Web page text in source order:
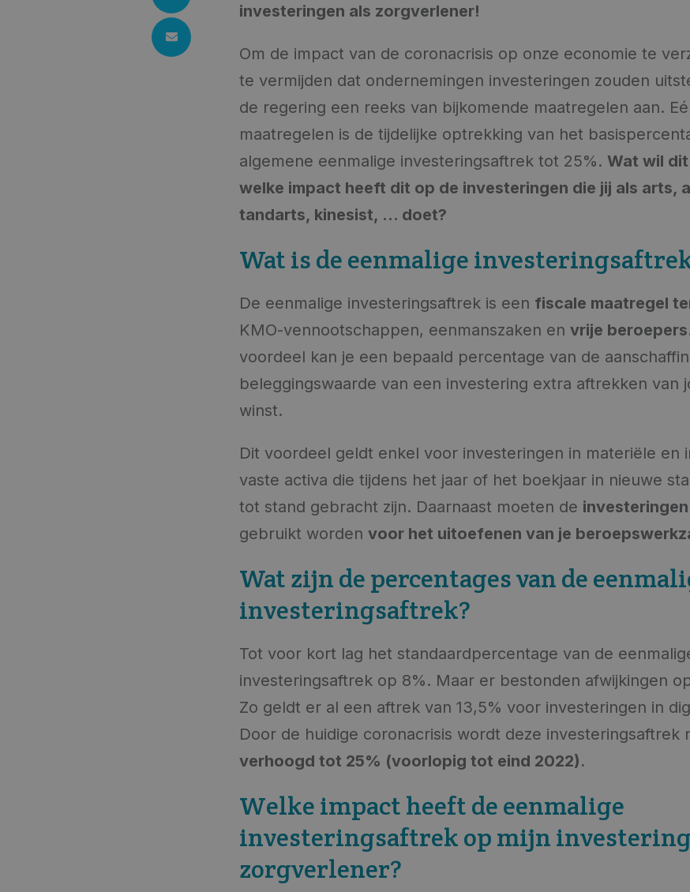
investeringen als zorgverlener!
Om de impact van de coronacrisis op onze economie te
te vermijden dat ondernemingen investeringen zouden
de regering een reeks van bijkomende maatregelen aan.
maatregelen is de tijdelijke optrekking van het
algemene eenmalige investeringsaftrek tot 25%. Wat wil
welke impact heeft dit op de investeringen die jij als arts,
tandarts, kinesist, ... doet?
Wat is de eenmalige
De eenmalige investeringsaftrek is een fiscale maatregel
KMO-vennootschappen, eenmanszaken en vrije beroepers
voordeel kan je een bepaald percentage van de
beleggingswaarde van een investering extra aftrekken van
winst.
Dit voordeel geldt enkel voor investeringen in materiële en
vaste activa die tijdens het jaar of het boekjaar in nieuwe
tot stand gebracht zijn. Daarnaast moeten de
gebruikt worden voor het uitoefenen van je
Wat zijn de percentages van de
investeringsaftrek?
Tot voor kort lag het standaardpercentage van de
investeringsaftrek op 8%. Maar er bestonden afwijkingen
Zo geldt er al een aftrek van 13,5% voor investeringen in
Door de huidige coronacrisis wordt deze investeringsaftrek
verhoogd tot 25% (voorlopig tot eind 2022).
Welke impact heeft de eenmalige
investeringsaftrek op mijn
zorgverlener?